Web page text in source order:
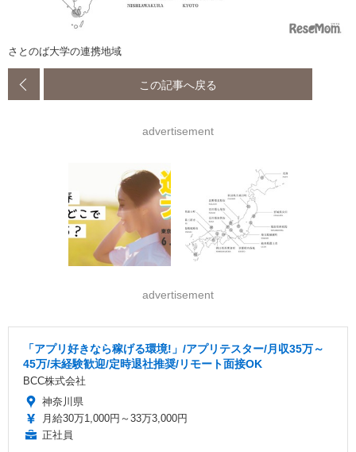
さとのば大学の連携地域
この記事へ戻る
advertisement
advertisement
「アプリ好きなら稼げる環境!」/アプリテスター/月収35万～
45万/未経験歓迎/定時退社推奨/リモート面接OK
BCC株式会社
神奈川県
月給30万1,000円～33万3,000円
正社員